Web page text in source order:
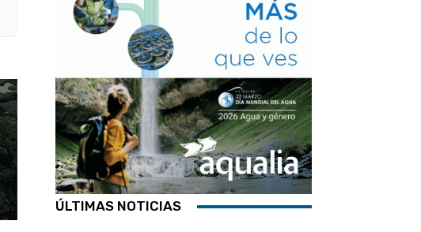
ÚLTIMAS NOTICIAS